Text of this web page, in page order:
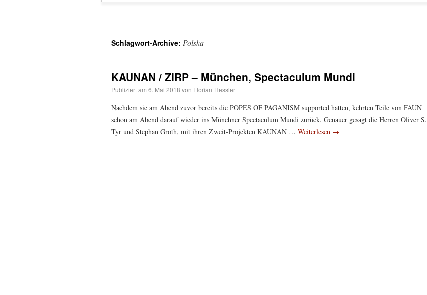
Schlagwort-Archive: Polska
KAUNAN / ZIRP – München, Spectaculum Mundi
Publiziert am 6. Mai 2018 von Florian Hessler
Nachdem sie am Abend zuvor bereits die POPES OF PAGANISM supported hatten, kehrten Teile von FAUN
schon am Abend darauf wieder ins Münchner Spectaculum Mundi zurück. Genauer gesagt die Herren Oliver S.
Tyr und Stephan Groth, mit ihren Zweit-Projekten KAUNAN … Weiterlesen →